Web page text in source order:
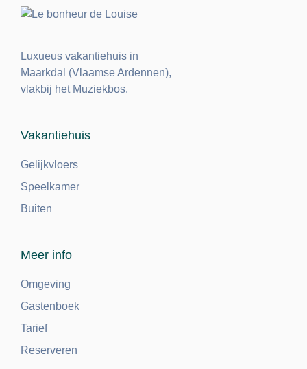
Luxueus vakantiehuis in
Maarkdal (Vlaamse Ardennen),
vlakbij het Muziekbos.
Vakantiehuis
Gelijkvloers
Speelkamer
Buiten
Meer info
Omgeving
Gastenboek
Tarief
Reserveren